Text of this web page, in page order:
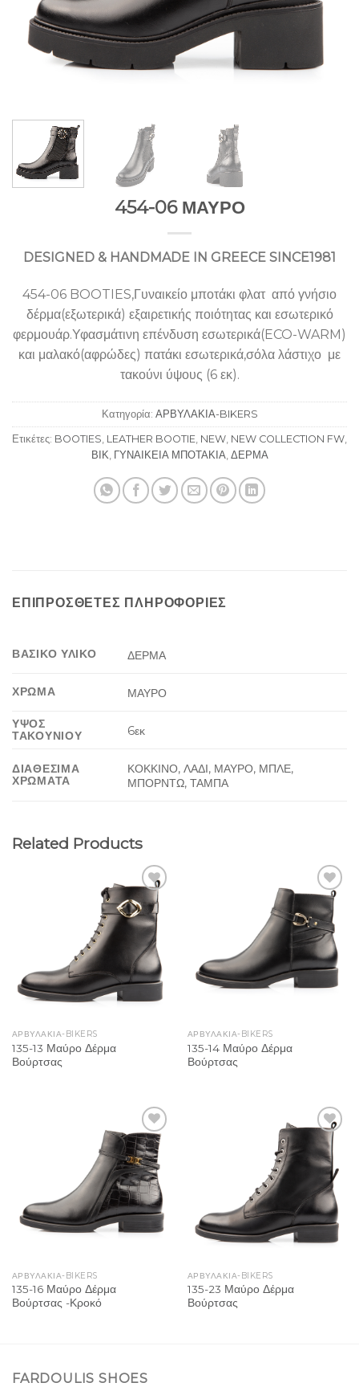
454-06 ΜΑΥΡΟ
DESIGNED & HANDMADE IN GREECE SINCE1981
454-06 BOOTIES,Γυναικείο μποτάκι φλατ από γνήσιο
δέρμα(εξωτερικά) εξαιρετικής ποιότητας και εσωτερικό
φερμουάρ.Υφασμάτινη επένδυση εσωτερικά(ECO-WARM)
και μαλακό(αφρώδες) πατάκι εσωτερικά,σόλα λάστιχο με
τακούνι ύψους (6 εκ).
Κατηγορία: ΑΡΒΥΛΑΚΙΑ-BIKERS
Ετικέτες: BOOTIES LEATHER BOOTIE NEW NEW COLLECTION FW
ΒΙΚ ΓΥΝΑΙΚΕΙΑ ΜΠΟΤΑΚΙΑ ΔΕΡΜΑ
ΕΠΙΠΡΌΣΘΕΤΕΣ ΠΛΗΡΟΦΟΡΊΕΣ
ΒΑΣΙΚΟ ΥΛΙΚΟ ΔΕΡΜΑ
ΧΡΩΜΑ ΜΑΥΡΟ
ΥΨΟΣ
ΤΑΚΟΥΝΙΟΥ
6εκ
ΔΙΑΘΕΣΙΜΑ
ΧΡΩΜΑΤΑ
ΚΟΚΚΙΝΟ, ΛΑΔΙ, ΜΑΥΡΟ, ΜΠΛΕ,
ΜΠΟΡΝΤΩ, ΤΑΜΠΑ
Related Products
Add to
Wishlist
ΑΡΒΥΛΑΚΙΑ-BIKERS
135-13 Μαύρο Δέρμα
Βούρτσας
Add to
Wishlist
ΑΡΒΥΛΑΚΙΑ-BIKERS
135-14 Μαύρο Δέρμα
Βούρτσας
Add to
Wishlist
ΑΡΒΥΛΑΚΙΑ-BIKERS
135-16 Μαύρο Δέρμα
Βούρτσας -Κροκό
Add to
Wishlist
ΑΡΒΥΛΑΚΙΑ-BIKERS
135-23 Μαύρο Δέρμα
Βούρτσας
FARDOULIS SHOES